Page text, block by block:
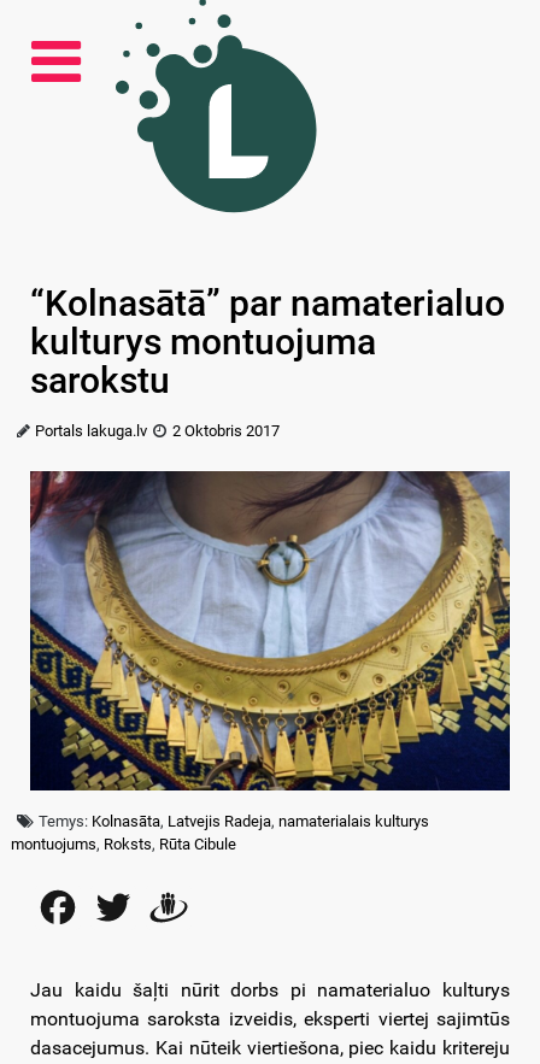
“Kolnasātā” par namaterialuo
kulturys montuojuma
sarokstu
Portals lakuga.lv 2 Oktobris 2017
Temys: Kolnasāta, Latvejis Radeja,namaterialais kulturys
montuojums, Roksts, Rūta Cibule
FacebookTwitter
Jau kaidu šaļti nūrit dorbs pi namaterialuo kulturys
montuojuma saroksta izveidis, eksperti viertej sajimtūs
dasacejumus. Kai nūteik viertiešona, piec kaidu kritereju